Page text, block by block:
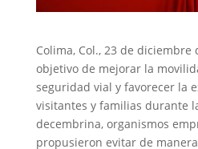
Colima, Col., 23 de
objetivo de mejorar la
seguridad vial y favorecer la
visitantes y familias durante
decembrina, organismos
propusieron evitar de